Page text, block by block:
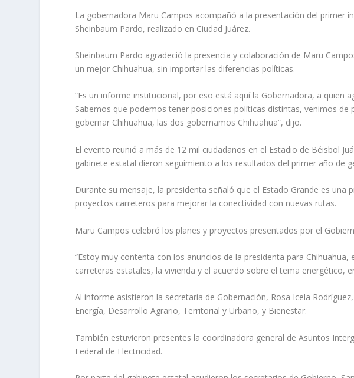
La gobernadora Maru Campos acompañó a la presentación del primer
Sheinbaum Pardo, realizado en Ciudad Juárez.
Sheinbaum Pardo agradeció la presencia y colaboración de Maru
un mejor Chihuahua, sin importar las diferencias políticas.
“Es un informe institucional, por eso está aquí la Gobernadora, a quien
Sabemos que podemos tener posiciones políticas distintas, venimos
gobernar Chihuahua, las dos gobernamos Chihuahua”, dijo.
El evento reunió a más de 12 mil ciudadanos en el Estadio de Béisbol
gabinete estatal dieron seguimiento a los resultados del primer año de
Durante su mensaje, la presidenta señaló que el Estado Grande es una
proyectos carreteros para mejorar la conectividad con nuevas rutas.
Maru Campos celebró los planes y proyectos presentados por el
“Estoy muy contenta con los anuncios de la presidenta para
carreteras estatales, la vivienda y el acuerdo sobre el tema energético,
Al informe asistieron la secretaria de Gobernación, Rosa Icela
Energía, Desarrollo Agrario, Territorial y Urbano, y Bienestar.
También estuvieron presentes la coordinadora general de Asuntos
Federal de Electricidad.